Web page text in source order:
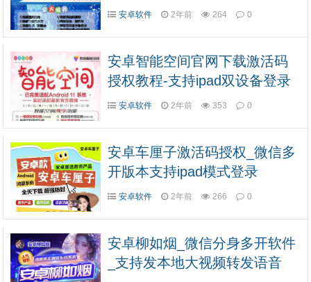
安卓软件 2年前 264 0
安卓智能空间官网下载激活码
授权教程-支持ipad双设备登录
安卓软件 2年前 353 0
安卓车厘子激活码授权_微信多
开版本支持ipad模式登录
安卓软件 2年前 266 0
安卓柳如烟_微信分身多开软件
_支持发本地大视频转发语音